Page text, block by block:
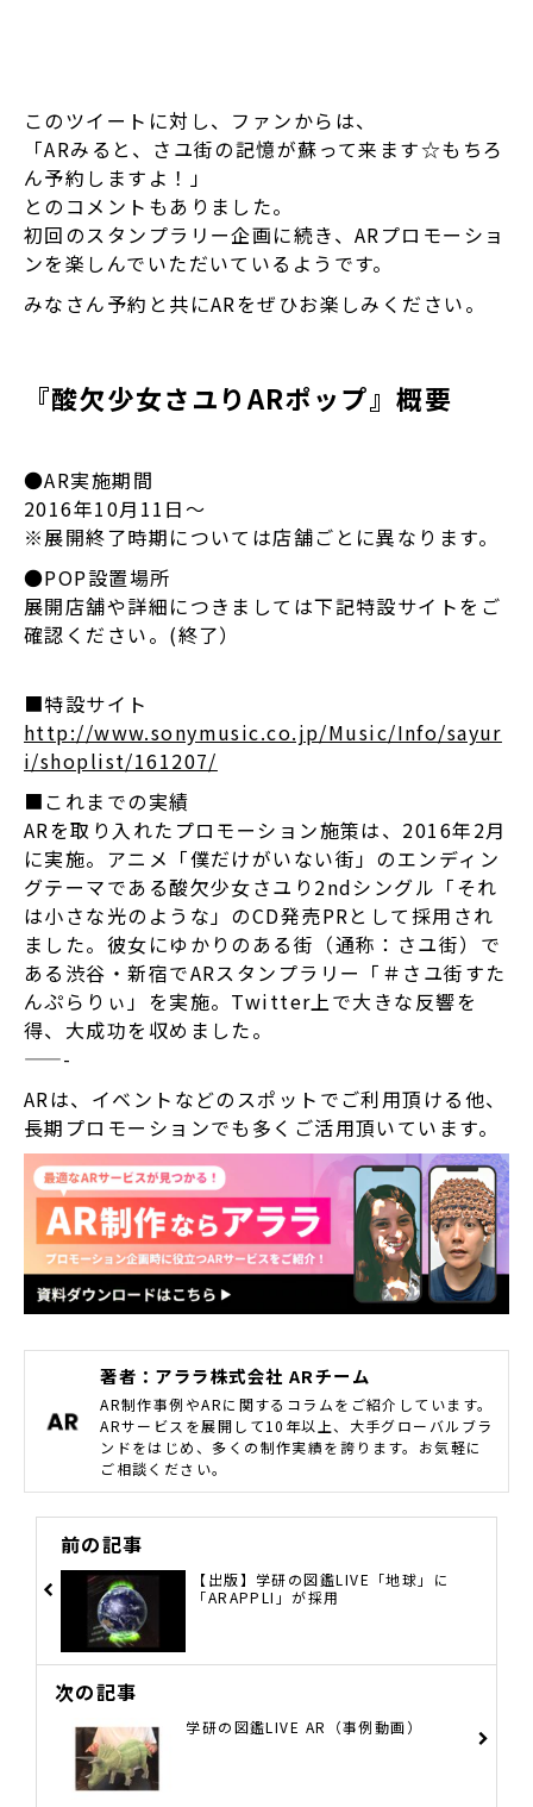
このツイートに対し、ファンからは、
「ARみると、さユ街の記憶が蘇って来ます☆もちろ
ん予約しますよ！」
とのコメントもありました。
初回のスタンプラリー企画に続き、ARプロモーショ
ンを楽しんでいただいているようです。
みなさん予約と共にARをぜひお楽しみください。
『酸欠少女さユりARポップ』概要
●AR実施期間
2016年10月11日～
※展開終了時期については店舗ごとに異なります。
●POP設置場所
展開店舗や詳細につきましては下記特設サイトをご
確認ください。(終了）
■特設サイト
http://www.sonymusic.co.jp/Music/Info/sayur
i/shoplist/161207/
■これまでの実績
ARを取り入れたプロモーション施策は、2016年2月
に実施。アニメ「僕だけがいない街」のエンディン
グテーマである酸欠少女さユり2ndシングル「それ
は小さな光のような」のCD発売PRとして採用され
ました。彼女にゆかりのある街（通称：さユ街）で
ある渋谷・新宿でARスタンプラリー「＃さユ街すた
んぷらりぃ」を実施。Twitter上で大きな反響を
得、大成功を収めました。
——-
ARは、イベントなどのスポットでご利用頂ける他、
長期プロモーションでも多くご活用頂いています。
著者：アララ株式会社 ARチーム
AR制作事例やARに関するコラムをご紹介しています。
ARサービスを展開して10年以上、大手グローバルブラ
ンドをはじめ、多くの制作実績を誇ります。お気軽に
ご相談ください。
前の記事
【出版】学研の図鑑LIVE「地球」に
「ARAPPLI」が採用
次の記事
学研の図鑑LIVE AR（事例動画）